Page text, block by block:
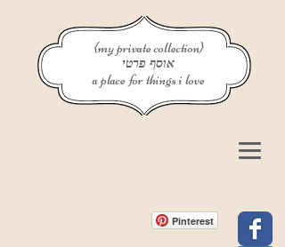
{my private collection}
אוסף פרטי
a place for things i love
Pinterest